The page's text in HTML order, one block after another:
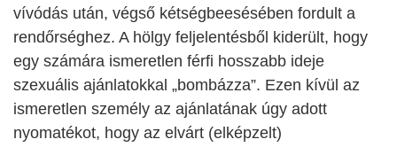
vívódás után, végső kétségbeesésében fordult a
rendőrséghez. A hölgy feljelentésből kiderült, hogy
egy számára ismeretlen férfi hosszabb ideje
szexuális ajánlatokkal „bombázza”. Ezen kívül az
ismeretlen személy az ajánlatának úgy adott
nyomatékot, hogy az elvárt (elképzelt)